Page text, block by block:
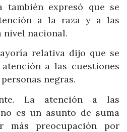
también expresó que se
a la raza y a las
nivel nacional.
relativa dijo que se
atención a las cuestiones
negras.
La atención a las
es un asunto de suma
más preocupación por